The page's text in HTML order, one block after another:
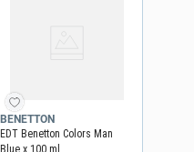
BENETTON
EDT Benetton Colors Man
Blue x 100 ml